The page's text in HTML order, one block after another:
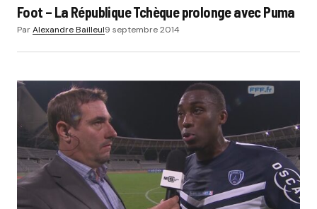
Foot – La République Tchèque prolonge avec Puma
ParAlexandre Bailleul9 septembre 2014